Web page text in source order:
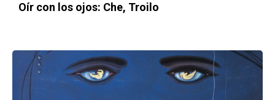
Oír con los ojos: Che, Troilo